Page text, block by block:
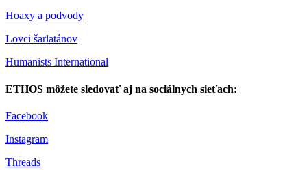
Hoaxy a podvody
Lovci šarlatánov
Humanists International
ETHOS môžete sledovať aj na sociálnych sieťach:
Facebook
Instagram
Threads